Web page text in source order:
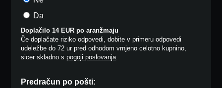
Da
Doplačilo 14 EUR po aranžmaju
Če doplačate riziko odpovedi, dobite v primeru odpovedi
udeležbe do 72 ur pred odhodom vrnjeno celotno kupnino,
sicer skladno spogoji poslovanja.
Predračun po pošti: